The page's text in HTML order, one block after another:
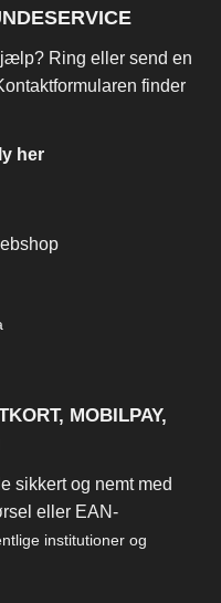
Ring eller send en
finder
her
MOBILPAY,
sikkert og nemt med
eller EAN-
institutioner og